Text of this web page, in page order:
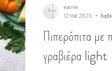
Πιπερόπιτα με
γραβιέρα light
eatme
12 Μαΐ 2023